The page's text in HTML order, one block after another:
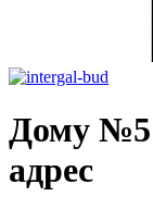
Дому №5
адрес